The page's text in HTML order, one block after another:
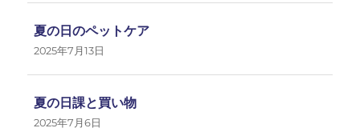
夏の日のペットケア
2025年7月13日
夏の日課と買い物
2025年7月6日